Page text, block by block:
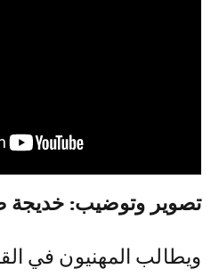
تصوير وتوضيب: خديجة
ويطالب المهنيون في